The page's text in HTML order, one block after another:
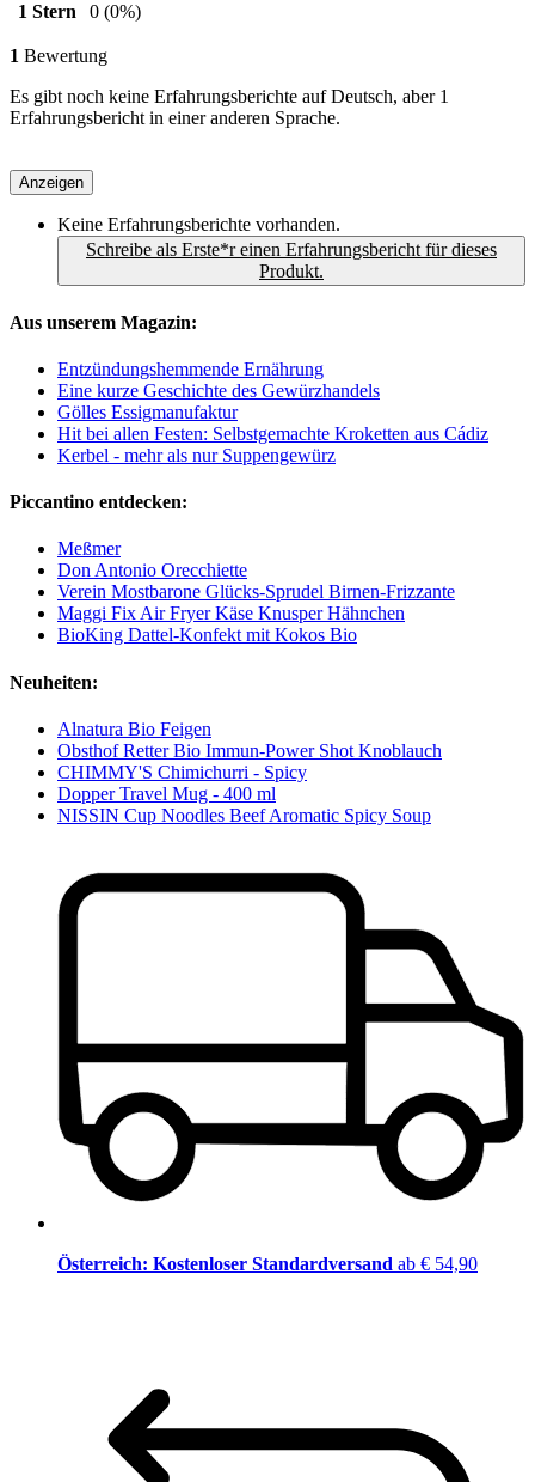
1 Stern
0 (0%)
1 Bewertung
Es gibt noch keine Erfahrungsberichte auf Deutsch, aber 1
Erfahrungsbericht in einer anderen Sprache.
Anzeigen
Keine Erfahrungsberichte vorhanden.
Schreibe als Erste*r einen Erfahrungsbericht für dieses
Produkt.
Aus unserem Magazin:
Entzündungshemmende Ernährung
Eine kurze Geschichte des Gewürzhandels
Gölles Essigmanufaktur
Hit bei allen Festen: Selbstgemachte Kroketten aus Cádiz
Kerbel - mehr als nur Suppengewürz
Piccantino entdecken:
Meßmer
Don Antonio Orecchiette
Verein Mostbarone Glücks-Sprudel Birnen-Frizzante
Maggi Fix Air Fryer Käse Knusper Hähnchen
BioKing Dattel-Konfekt mit Kokos Bio
Neuheiten:
Alnatura Bio Feigen
Obsthof Retter Bio Immun-Power Shot Knoblauch
CHIMMY'S Chimichurri - Spicy
Dopper Travel Mug - 400 ml
NISSIN Cup Noodles Beef Aromatic Spicy Soup
Österreich: Kostenloser Standardversand ab € 54,90